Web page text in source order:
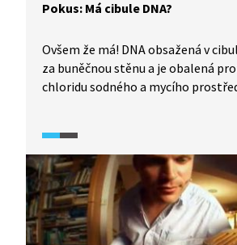
Pokus: Má cibule DNA?
Ovšem že má! DNA obsažená v
za buněčnou stěnu a je obalená
chloridu sodného a mycího
DNA rozpuštěné ve vodě a přidáním
alkoholu molekuly DNA dokonce